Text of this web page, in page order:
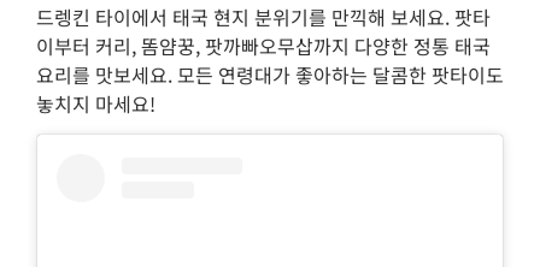
드렝킨 타이에서 태국 현지 분위기를 만끽해 보세요. 팟타
이부터 커리, 똠얌꿍, 팟까빠오무삽까지 다양한 정통 태국
요리를 맛보세요. 모든 연령대가 좋아하는 달콤한 팟타이도
놓치지 마세요!